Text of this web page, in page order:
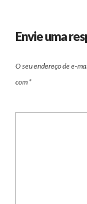
Envie uma
O seu endereço de e-
com *